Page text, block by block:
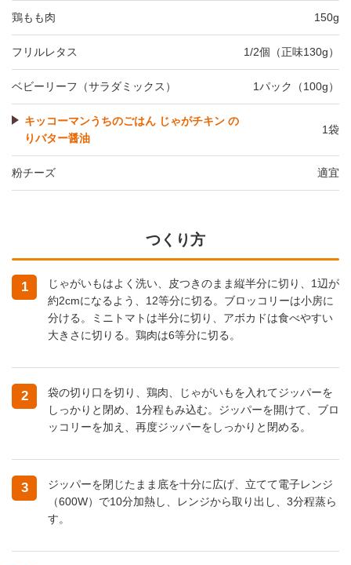
鶏もも肉 150g
フリルレタス 1/2個（正味130g）
ベビーリーフ（サラダミックス） 1パック（100g）
キッコーマンうちのごはん じゃがチキン の
りバター醤油
1袋
粉チーズ 適宜
つくり方
1
じゃがいもはよく洗い、皮つきのまま縦半分に切り、1辺が
約2cmになるよう、12等分に切る。ブロッコリーは小房に
分ける。ミニトマトは半分に切り、アボカドは食べやすい
大きさに切りる。鶏肉は6等分に切る。
2
袋の切り口を切り、鶏肉、じゃがいもを入れてジッパーを
しっかりと閉め、1分程もみ込む。ジッパーを開けて、ブロ
ッコリーを加え、再度ジッパーをしっかりと閉める。
3
ジッパーを閉じたまま底を十分に広げ、立てて電子レンジ
（600W）で10分加熱し、レンジから取り出し、3分程蒸ら
す。